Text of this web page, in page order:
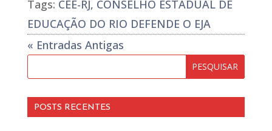
Tags: CEE-RJ, CONSELHO ESTADUAL DE
EDUCAÇÃO DO RIO DEFENDE O EJA
« Entradas Antigas
POSTS RECENTES